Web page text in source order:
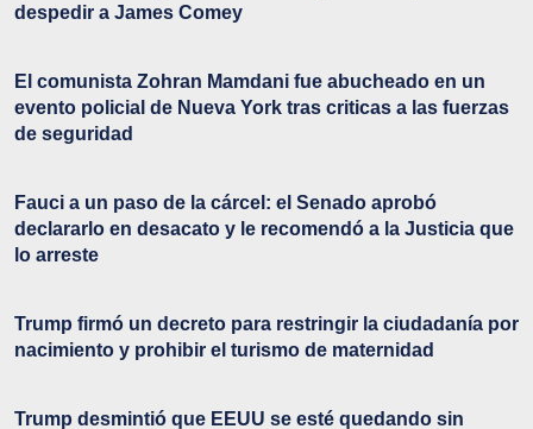
despedir a James Comey
El comunista Zohran Mamdani fue abucheado en un
evento policial de Nueva York tras criticas a las fuerzas
de seguridad
Fauci a un paso de la cárcel: el Senado aprobó
declararlo en desacato y le recomendó a la Justicia que
lo arreste
Trump firmó un decreto para restringir la ciudadanía por
nacimiento y prohibir el turismo de maternidad
Trump desmintió que EEUU se esté quedando sin